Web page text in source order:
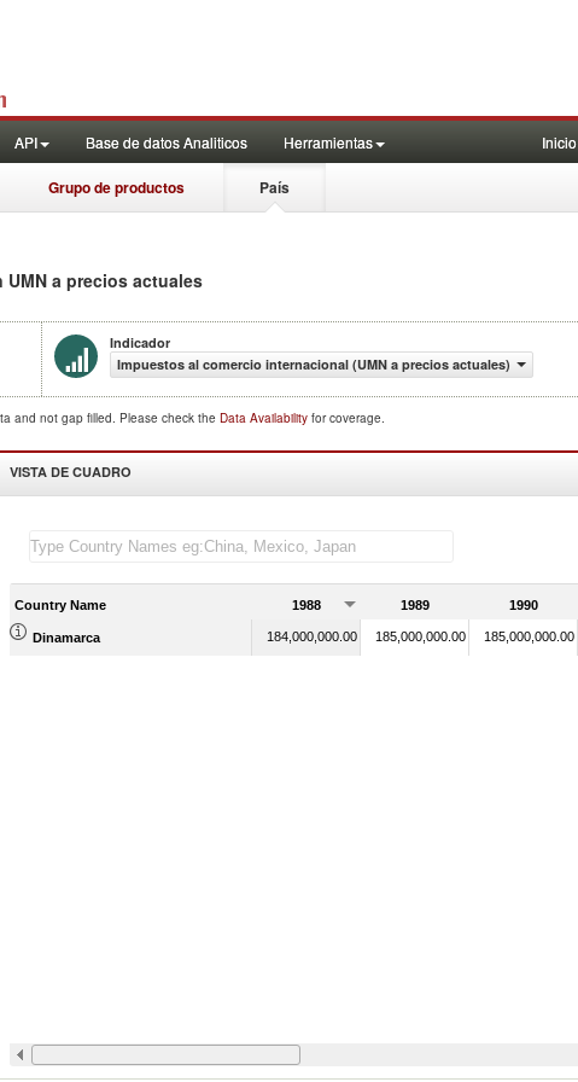
API Base de datos Analiticos Herramientas Inicio
Grupo de productos País
UMN a precios actuales
Indicador
Impuestos al comercio internacional (UMN a precios actuales)
and not gap filled. Please check the Data Availability for coverage.
VISTA DE CUADRO
Country Name 1988 1989 1990
Dinamarca 184,000,000.00 185,000,000.00 185,000,000.00